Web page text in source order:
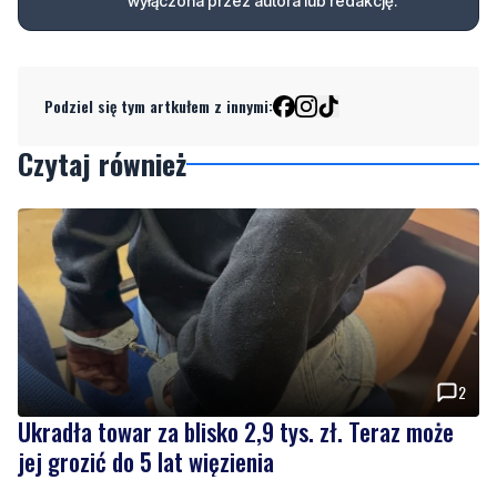
Podziel się tym artkułem z innymi:
Czytaj również
2
Ukradła towar za blisko 2,9 tys. zł. Teraz może
jej grozić do 5 lat więzienia